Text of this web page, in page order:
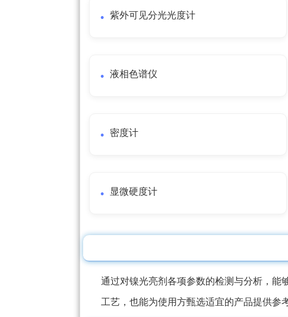
紫外可见分光光度计
液相色谱仪
密度计
显微硬度计
通过对镍光亮剂各项参数的检测与分析，能
工艺，也能为使用方甄选适宜的产品提供参